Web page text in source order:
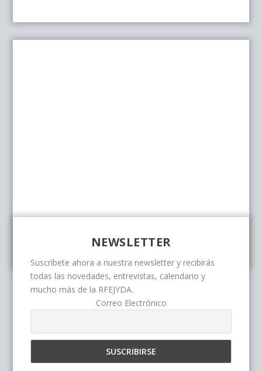
NEWSLETTER
Suscríbete ahora a nuestra newsletter y recibirás
todas las novedades, entrevistas, calendario y
mucho más de la RFEJYDA.
Correo Electrónico